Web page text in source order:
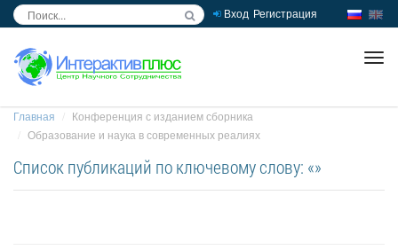
Вход Регистрация
Главная
Конференция с изданием сборника
Образование и наука в современных реалиях
Список публикаций по ключевому слову: «»